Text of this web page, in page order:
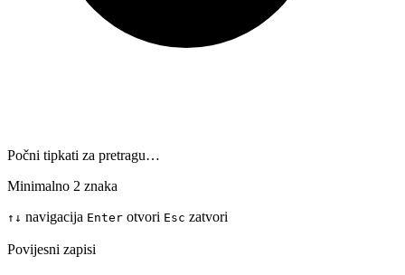
Počni tipkati za pretragu…
Minimalno 2 znaka
↑ ↓ navigacija Enter otvori Esc zatvori
Povijesni zapisi